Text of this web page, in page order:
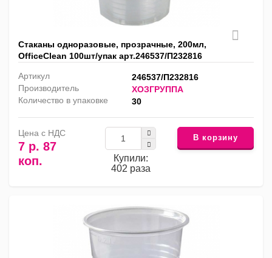
Стаканы одноразовые, прозрачные, 200мл,
OfficeClean 100шт/упак арт.246537/П232816
Артикул
246537/П232816
Производитель
ХОЗГРУППА
Количество в упаковке
30
Цена с НДС
7 р. 87
коп.
Купили:
402 раза
В корзину